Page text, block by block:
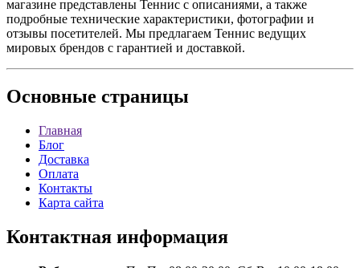
магазине представлены Теннис с описаниями, а также
подробные технические характеристики, фотографии и
отзывы посетителей. Мы предлагаем Теннис ведущих
мировых брендов с гарантией и доставкой.
Основные страницы
Главная
Блог
Доставка
Оплата
Контакты
Карта сайта
Контактная информация